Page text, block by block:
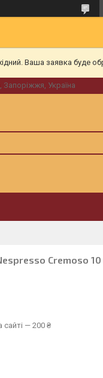
Ваша заявка буде
Запоріжжя, Україна
Cremoso
сайті — 200 ₴